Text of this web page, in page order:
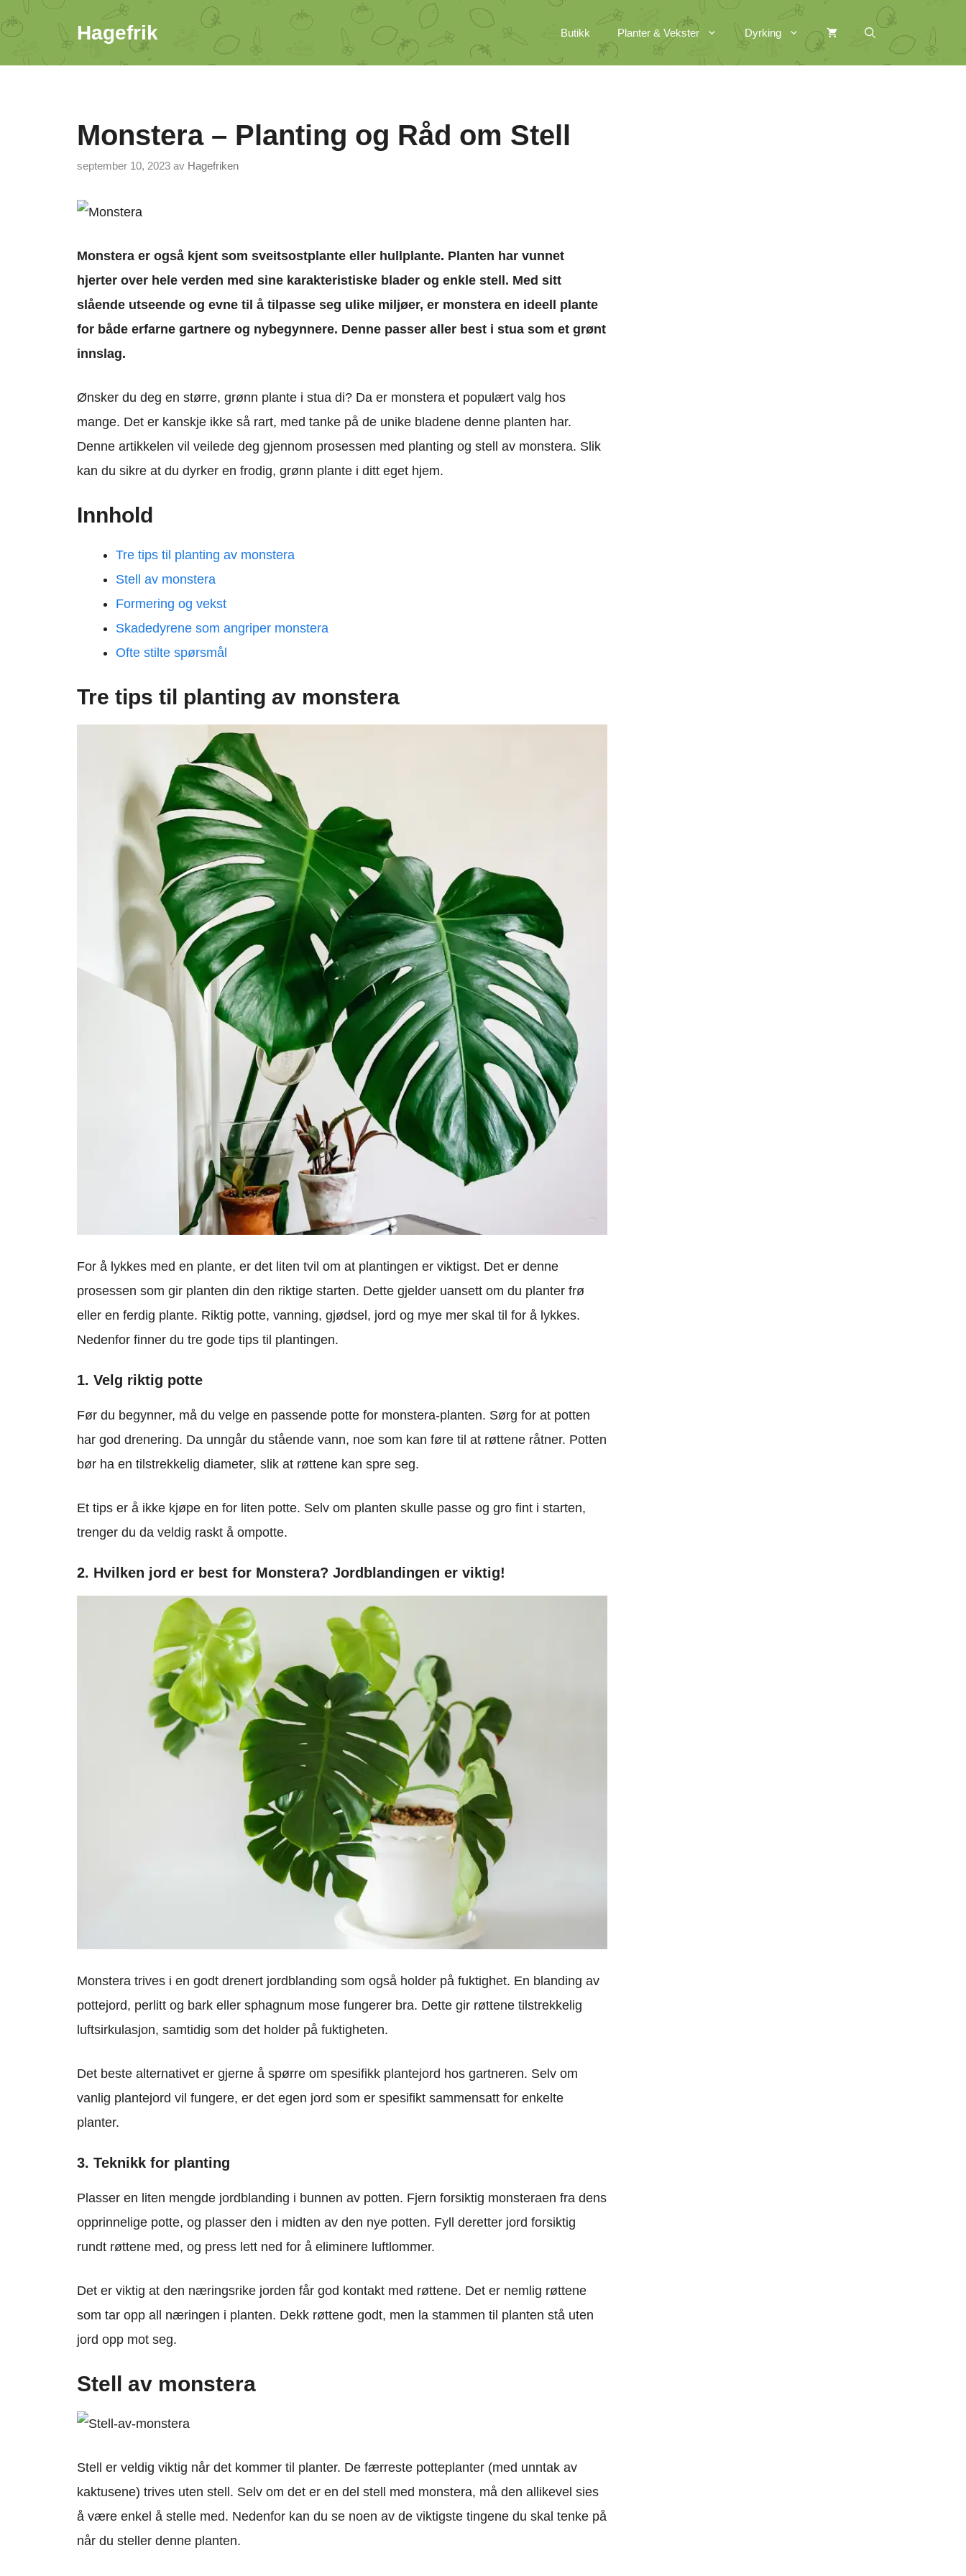
Hopp
til
innhold
Hagefrik Butikk Planter & Vekster Dyrking
Monstera – Planting og Råd om Stell
september 10, 2023 av Hagefriken
Monstera er også kjent som sveitsostplante eller hullplante. Planten har vunnet
hjerter over hele verden med sine karakteristiske blader og enkle stell. Med sitt
slående utseende og evne til å tilpasse seg ulike miljøer, er monstera en ideell plante
for både erfarne gartnere og nybegynnere. Denne passer aller best i stua som et grønt
innslag.
Ønsker du deg en større, grønn plante i stua di? Da er monstera et populært valg hos
mange. Det er kanskje ikke så rart, med tanke på de unike bladene denne planten har.
Denne artikkelen vil veilede deg gjennom prosessen med planting og stell av monstera. Slik
kan du sikre at du dyrker en frodig, grønn plante i ditt eget hjem.
Innhold
Tre tips til planting av monstera
Stell av monstera
Formering og vekst
Skadedyrene som angriper monstera
Ofte stilte spørsmål
Tre tips til planting av monstera
For å lykkes med en plante, er det liten tvil om at plantingen er viktigst. Det er denne
prosessen som gir planten din den riktige starten. Dette gjelder uansett om du planter frø
eller en ferdig plante. Riktig potte, vanning, gjødsel, jord og mye mer skal til for å lykkes.
Nedenfor finner du tre gode tips til plantingen.
1. Velg riktig potte
Før du begynner, må du velge en passende potte for monstera-planten. Sørg for at potten
har god drenering. Da unngår du stående vann, noe som kan føre til at røttene råtner. Potten
bør ha en tilstrekkelig diameter, slik at røttene kan spre seg.
Et tips er å ikke kjøpe en for liten potte. Selv om planten skulle passe og gro fint i starten,
trenger du da veldig raskt å ompotte.
2. Hvilken jord er best for Monstera? Jordblandingen er viktig!
Monstera trives i en godt drenert jordblanding som også holder på fuktighet. En blanding av
pottejord, perlitt og bark eller sphagnum mose fungerer bra. Dette gir røttene tilstrekkelig
luftsirkulasjon, samtidig som det holder på fuktigheten.
Det beste alternativet er gjerne å spørre om spesifikk plantejord hos gartneren. Selv om
vanlig plantejord vil fungere, er det egen jord som er spesifikt sammensatt for enkelte
planter.
3. Teknikk for planting
Plasser en liten mengde jordblanding i bunnen av potten. Fjern forsiktig monsteraen fra dens
opprinnelige potte, og plasser den i midten av den nye potten. Fyll deretter jord forsiktig
rundt røttene med, og press lett ned for å eliminere luftlommer.
Det er viktig at den næringsrike jorden får god kontakt med røttene. Det er nemlig røttene
som tar opp all næringen i planten. Dekk røttene godt, men la stammen til planten stå uten
jord opp mot seg.
Stell av monstera
Stell er veldig viktig når det kommer til planter. De færreste potteplanter (med unntak av
kaktusene) trives uten stell. Selv om det er en del stell med monstera, må den allikevel sies
å være enkel å stelle med. Nedenfor kan du se noen av de viktigste tingene du skal tenke på
når du steller denne planten.